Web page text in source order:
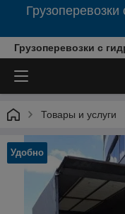
Грузоперевозки с
Товары и услуги
Удобно